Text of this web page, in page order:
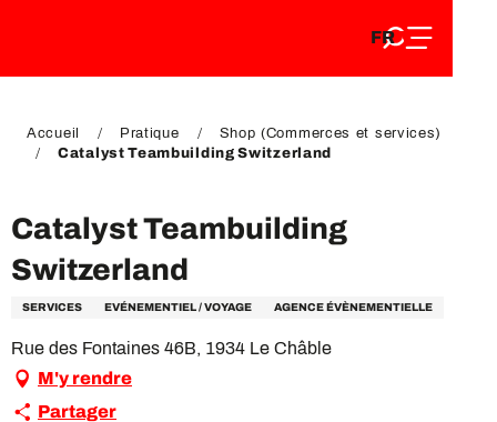
DE
FR
EN
Accueil Pratique
Shop (Commerces et services)
Catalyst Teambuilding Switzerland
Catalyst Teambuilding
Switzerland
SERVICES EVÉNEMENTIEL / VOYAGE AGENCE ÉVÈNEMENTIELLE
Rue des Fontaines 46B, 1934 Le Châble
M'y rendre
Partager